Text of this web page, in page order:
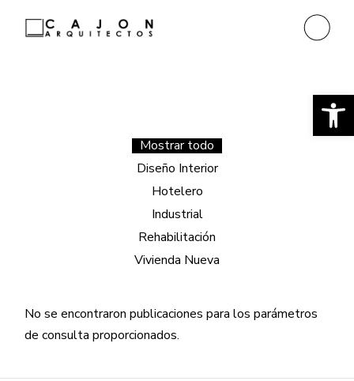
Mostrar todo
Diseño Interior
Hotelero
Industrial
Rehabilitación
Vivienda Nueva
No se encontraron publicaciones para los parámetros
de consulta proporcionados.